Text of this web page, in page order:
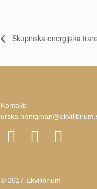
Skupinska energijska
Kontakt:
© 2017 Ekvilibrium